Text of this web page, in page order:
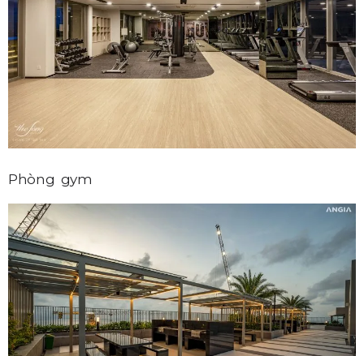
Phòng gym